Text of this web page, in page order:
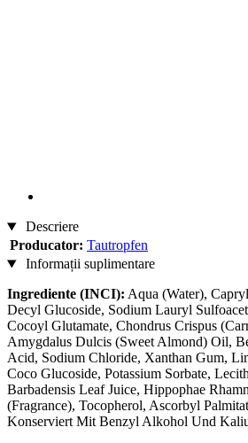
Descriere
Producator: Tautropfen
Informații suplimentare
Ingrediente (INCI): Aqua (Water),
Decyl Glucoside, Sodium Lauryl
Cocoyl Glutamate, Chondrus Crispus
Amygdalus Dulcis (Sweet Almond) Oil,
Acid, Sodium Chloride, Xanthan Gum,
Coco Glucoside, Potassium Sorbate,
Barbadensis Leaf Juice, Hippophae
(Fragrance), Tocopherol, Ascorbyl
Konserviert Mit Benzyl Alkohol Und